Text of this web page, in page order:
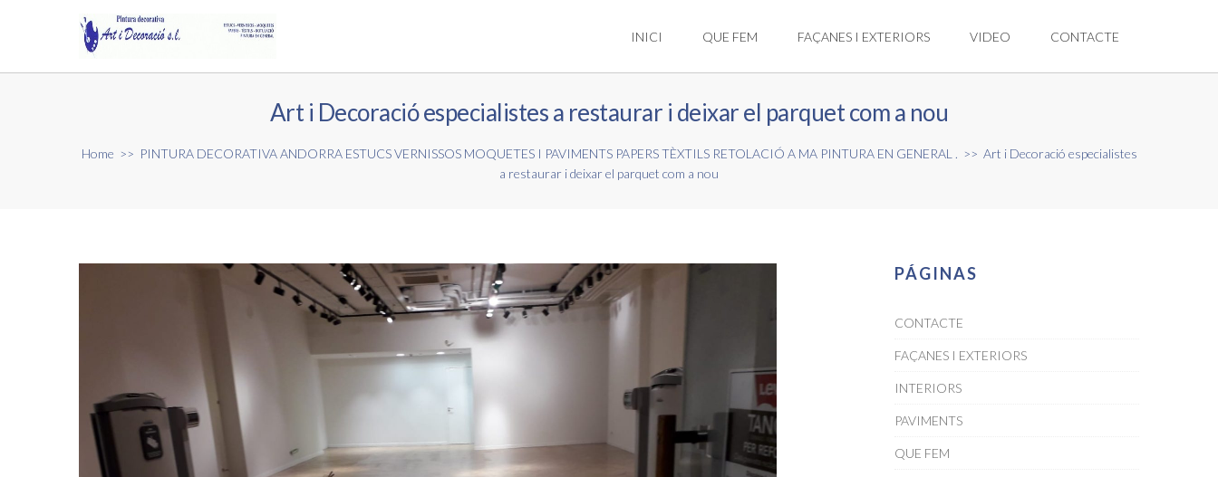
INICI QUE FEM FAÇANES I EXTERIORS VIDEO CONTACTE
Art i Decoració especialistes a restaurar i deixar el parquet com a nou
Home >> PINTURA DECORATIVA ANDORRA ESTUCS VERNISSOS MOQUETES I PAVIMENTS PAPERS TÈXTILS RETOLACIÓ A MA PINTURA EN GENERAL . >> Art i Decoració especialistes
a restaurar i deixar el parquet com a nou
PÁGINAS
CONTACTE
FAÇANES I EXTERIORS
INTERIORS
PAVIMENTS
QUE FEM